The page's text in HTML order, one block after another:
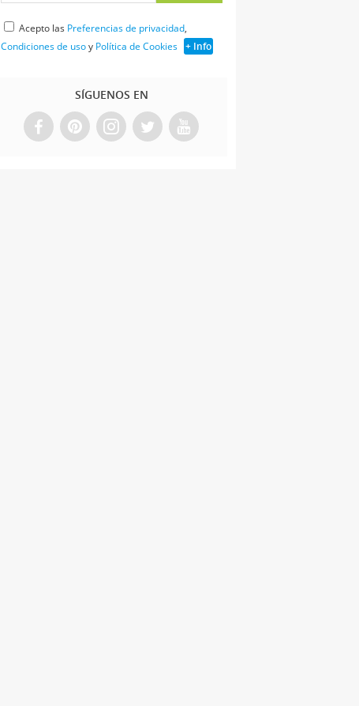
Acepto las Preferencias de privacidad,
Condiciones de usoy Política de Cookies + Info
SÍGUENOS EN